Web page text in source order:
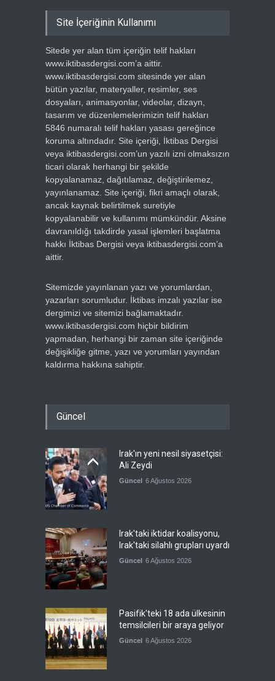
Site İçeriğinin Kullanımı
Sitede yer alan tüm içeriğin telif hakları
www.iktibasdergisi.com’a aittir.
www.iktibasdergisi.com sitesinde yer alan
bütün yazılar, materyaller, resimler, ses
dosyaları, animasyonlar, videolar, dizayn,
tasarım ve düzenlemelerimizin telif hakları
5846 numaralı telif hakları yasası gereğince
koruma altındadır. Site içeriği, İktibas Dergisi
veya iktibasdergisi.com’un yazılı izni olmaksızın
ticari olarak herhangi bir şekilde
kopyalanamaz, dağıtılamaz, değiştirilemez,
yayınlanamaz. Site içeriği, fikri amaçlı olarak,
ancak kaynak belirtilmek suretiyle
kopyalanabilir ve kullanımı mümkündür. Aksine
davranıldığı takdirde yasal işlemleri başlatma
hakkı İktibas Dergisi veya iktibasdergisi.com’a
aittir.
Sitemizde yayınlanan yazı ve yorumlardan,
yazarları sorumludur. İktibas imzalı yazılar ise
dergimizi ve sitemizi bağlamaktadır.
www.iktibasdergisi.com hiçbir bildirim
yapmadan, herhangi bir zaman site içeriğinde
değişikliğe gitme, yazı ve yorumları yayından
kaldırma hakkına sahiptir.
Güncel
Irak'ın yeni nesil siyasetçisi:
Ali Zeydi
Güncel 6 Ağustos 2026
Irak'taki iktidar koalisyonu,
Irak'taki silahlı grupları uyardı
Güncel 6 Ağustos 2026
Pasifik'teki 18 ada ülkesinin
temsilcileri bir araya geliyor
Güncel 6 Ağustos 2026